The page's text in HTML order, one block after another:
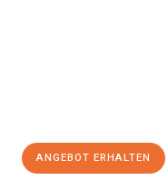
ANGEBOT ERHALTEN